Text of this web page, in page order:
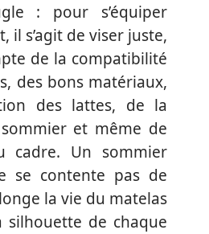
: pour s’équiper
il s’agit de viser juste,
de la compatibilité
des bons matériaux,
des lattes, de la
et même de
cadre. Un sommier
se contente pas de
la vie du matelas
silhouette de chaque